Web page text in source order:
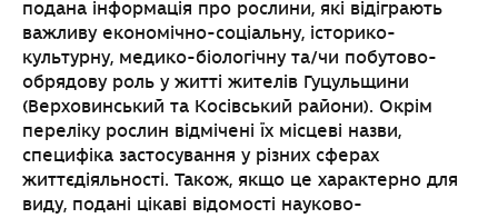
подана інформація про рослини, які відіграють
важливу економічно-соціальну, історико-
культурну, медико-біологічну та/чи побутово-
обрядову роль у житті жителів Гуцульщини
(Верховинський та Косівський райони). Окрім
переліку рослин відмічені їх місцеві назви,
специфіка застосування у різних сферах
життєдіяльності. Також, якщо це характерно для
виду, подані цікаві відомості науково-